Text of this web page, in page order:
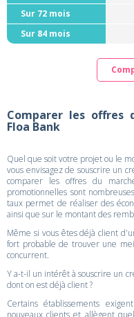
Sur 72 mois
Sur 84 mois
Comparer les offres
Floa Bank
Quel que soit votre projet ou le
vous envisagez de souscrire un
comparer les offres du
promotionnelles sont
taux permet de réaliser des
ainsi que sur le montant des
Même si vous êtes déjà client
fort probable de trouver une
concurrent.
Y a-t-il un intérêt à souscrire un
dont on est déjà client ?
Certains établissements
nouveaux clients et allègent